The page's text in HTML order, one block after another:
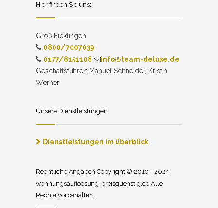
Hier finden Sie uns:
Groß Eicklingen
0800/7007039
0177/8151108
info@team-deluxe.de
Geschäftsführer: Manuel Schneider, Kristin
Werner
Unsere Dienstleistungen
Dienstleistungen im überblick
Rechtliche Angaben Copyright © 2010 - 2024
wohnungsaufloesung-preisguenstig.de Alle
Rechte vorbehalten.